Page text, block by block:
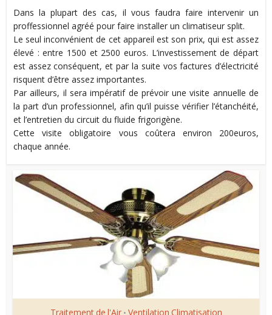
Dans la plupart des cas, il vous faudra faire intervenir un
proffessionnel agréé pour faire installer un climatiseur split.
Le seul inconvénient de cet appareil est son prix, qui est assez
élevé : entre 1500 et 2500 euros. L’investissement de départ
est assez conséquent, et par la suite vos factures d’électricité
risquent d’être assez importantes.
Par ailleurs, il sera impératif de prévoir une visite annuelle de
la part d’un professionnel, afin qu’il puisse vérifier l’étanchéité,
et l’entretien du circuit du fluide frigorigène.
Cette visite obligatoire vous coûtera environ 200euros,
chaque année.
Traitement de l'Air • Ventilation Climatisation